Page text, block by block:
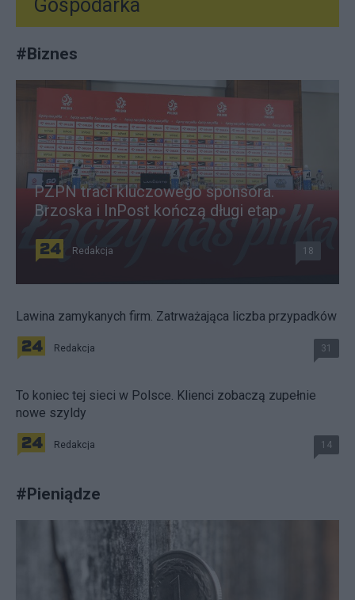
Gospodarka
#Biznes
PZPN traci kluczowego sponsora.
Brzoska i InPost kończą długi etap
Redakcja 18
Lawina zamykanych firm. Zatrważająca liczba przypadków
Redakcja 31
To koniec tej sieci w Polsce. Klienci zobaczą zupełnie
nowe szyldy
Redakcja 14
#Pieniądze